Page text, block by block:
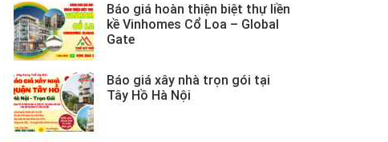
Báo giá hoàn thiện biệt thự liền
kề Vinhomes Cổ Loa – Global
Gate
Báo giá xây nhà trọn gói tại
Tây Hồ Hà Nội